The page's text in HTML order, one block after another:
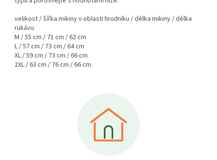
velikost / šířka mikiny v oblasti hrudníku / délka mikiny / délka
rukávu
M / 55 cm / 71 cm / 62 cm
L / 57 cm / 73 cm / 64 cm
XL / 59 cm / 73 cm / 66 cm
2XL / 63 cm / 76 cm / 66 cm